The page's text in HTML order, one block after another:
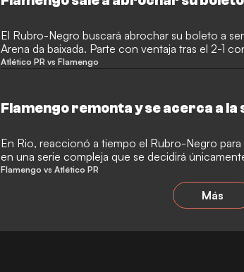
El Rubro-Negro buscará abrochar su boleto a
Arena da baixada. Parte con ventaja tras el 2-1
Maracaná.
Atlético PR vs Flamengo
Flamengo remonta y se acerca a la
En Rio, reaccionó a tiempo el Rubro-Negro para
en una serie compleja que se decidirá
en Arena da Baixada.
Flamengo vs Atlético PR
Más